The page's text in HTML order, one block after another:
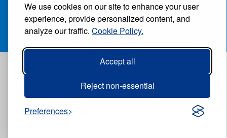
We use cookies on our site to enhance your user
experience, provide personalized content, and
analyze our traffic. Cookie Policy.
Accept all
Reject non-essential
Preferences
ВСЕ ПРАВА ЗАЩИЩЕНЫ ®CARIBBEAN NEWS DIGITAL.
GRUPO EXCELENCIAS.